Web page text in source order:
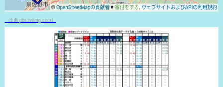
（出典 pbs.twimg.com）